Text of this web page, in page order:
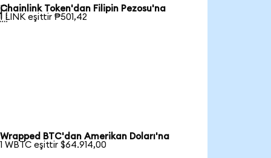
Chainlink Token'dan Filipin Pezosu'na
1 LINK eşittir ₱501,42
Wrapped BTC'dan Amerikan Doları'na
1 WBTC eşittir $64.914,00